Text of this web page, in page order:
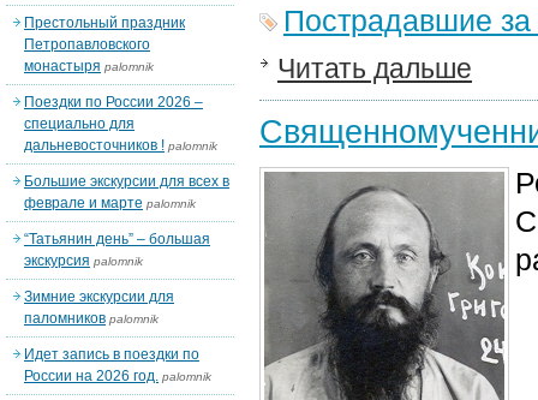
Пострадавшие за
Читать дальше
Престольный праздник
Петропавловского
монастыря palomnik
Поездки по России 2026 –
специально для
дальневосточников ! palomnik
Большие экскурсии для всех в
феврале и марте palomnik
“Татьянин день” – большая
экскурсия palomnik
Зимние экскурсии для
паломников palomnik
Идет запись в поездки по
России на 2026 год. palomnik